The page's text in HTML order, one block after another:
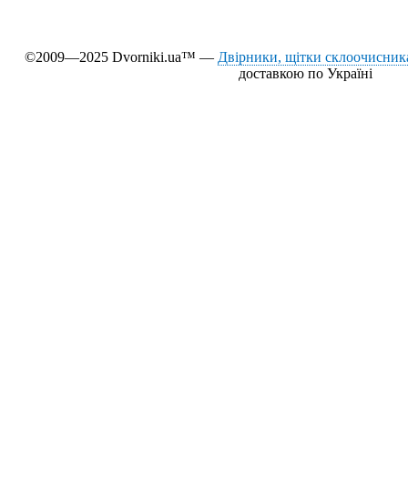
©2009—2025 Dvorniki.ua™ — Двірники, щітки
доставкою по Україні